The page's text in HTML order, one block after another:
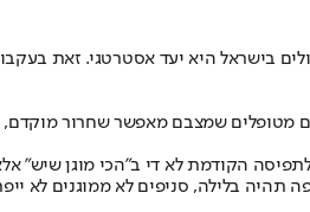
בישראל היא יעד אסטרטגי. זאת
חירום. בתי חולים גם מכינים רשימות של אותם מטופלים
הקודמת לא די ב"הכי מוגן שיש"
תהיה בלילה, סניפים לא ממוגנים לא